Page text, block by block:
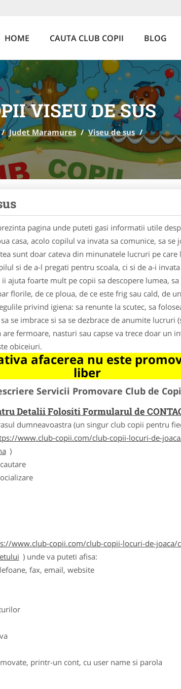
HOME CAUTA CLUB COPII BLOG
VISEU DE SUS
/ Judet Maramures / Viseu de sus /
pagina unde puteti gasi informatii utile
casa, acolo copilul va invata sa comunice, sa
sunt doar cateva din minunatele lucruri pe
si de a-l pregati pentru scoala, ci si de a-i
ajuta foarte mult pe copii sa descopere lumea,
florile, de ce ploua, de ce este frig sau cald, de
privind igiena: sa renunte la scutec, sa
se imbrace si sa se dezbrace de anumite lucruri
are fermoare, nasturi sau capse va trece doar un
obiceiuri.
afacerea nu este
liber
Servicii Promovare Club de
Detalii Folositi Formularul de
dumneavoastra (un singur club copii pentru
www.club-copii.com/club-copii-locuri-de-
)
www.club-copii.com/club-copii-locuri-de-joaca/
) unde va puteti afisa:
fax, email, website
printr-un cont, cu user name si parola